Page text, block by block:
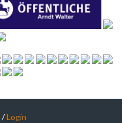
/Login